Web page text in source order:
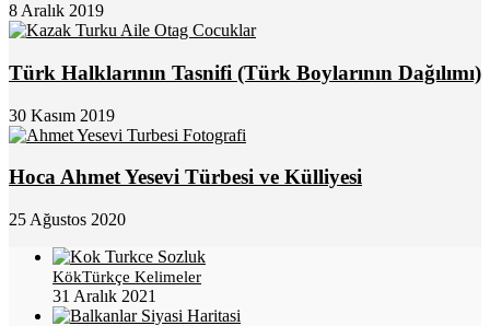
8 Aralık 2019
Türk Halklarının Tasnifi (Türk Boylarının Dağılımı)
30 Kasım 2019
Hoca Ahmet Yesevi Türbesi ve Külliyesi
25 Ağustos 2020
KökTürkçe Kelimeler
31 Aralık 2021